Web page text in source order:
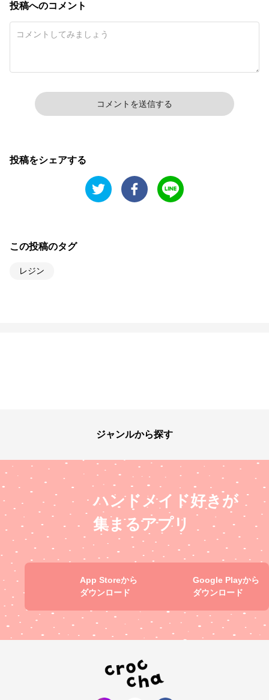
投稿へのコメント
コメントを送信する
投稿をシェアする
この投稿のタグ
レジン
ジャンルから探す
ハンドメイド好きが
集まるアプリ
App Storeから
ダウンロード
Google Playから
ダウンロード